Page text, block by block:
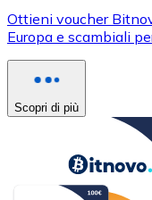
Ottieni voucher
Europa e scambiali
Scopri di più